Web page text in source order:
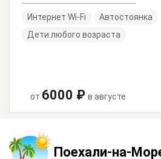
Интернет Wi-Fi
Автостоянка
Дети любого возраста
от 6000 ₽ в августе
Поехали-на-